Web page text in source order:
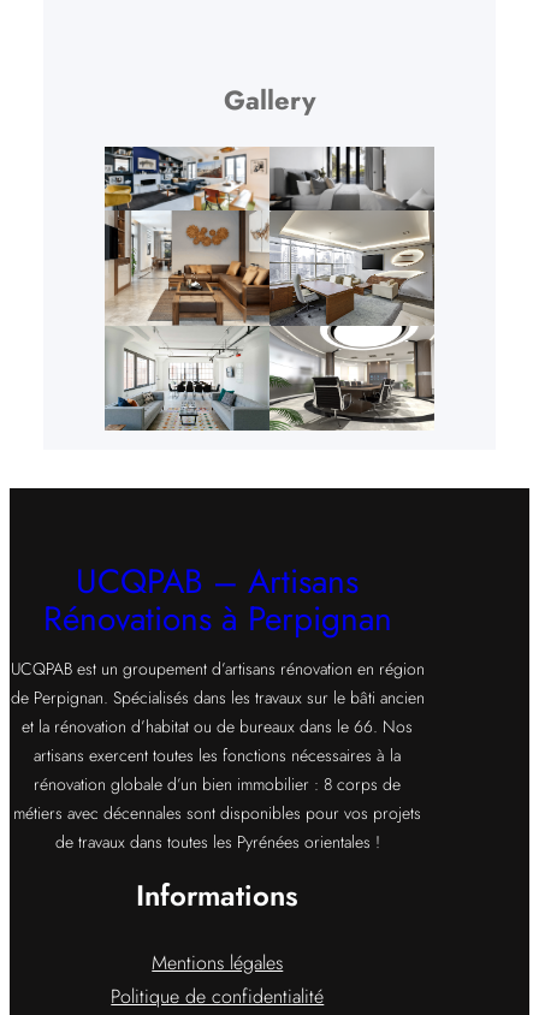
Gallery
UCQPAB – Artisans
Rénovations à Perpignan
UCQPAB est un groupement d’artisans rénovation en région
de Perpignan. Spécialisés dans les travaux sur le bâti ancien
et la rénovation d’habitat ou de bureaux dans le 66. Nos
artisans exercent toutes les fonctions nécessaires à la
rénovation globale d’un bien immobilier : 8 corps de
métiers avec décennales sont disponibles pour vos projets
de travaux dans toutes les Pyrénées orientales !
Informations
Mentions légales
Politique de confidentialité